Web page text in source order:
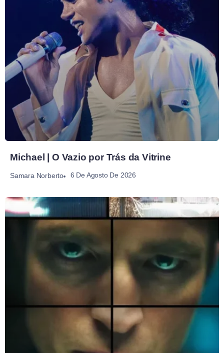
Michael | O Vazio por Trás da Vitrine
Samara Norberto 6 De Agosto De 2026